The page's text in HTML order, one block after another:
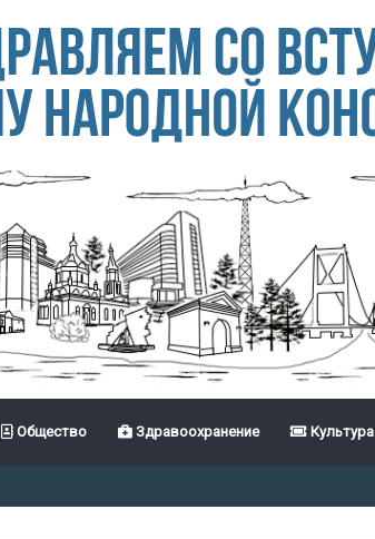
Общество Здравоохранение Культура